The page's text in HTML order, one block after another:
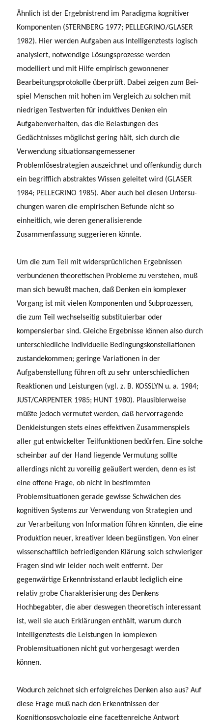
Ähnlich ist der Ergebnistrend im Paradigma kognitiver
Komponenten (STERNBERG 1977; PELLEGRINO/GLASER
1982). Hier werden Aufgaben aus Intelligenztests logisch
analysiert, notwendige Lösungsprozesse werden
modelliert und mit Hilfe empirisch gewonnener
Bearbeitungsprotokolle überprüft. Dabei zeigen zum Bei­
spiel Menschen mit hohen im Vergleich zu solchen mit
niedrigen Testwerten für induktives Denken ein
Aufgabenverhalten, das die Belastungen des
Gedächtnisses möglichst gering hält, sich durch die
Verwendung situationsangemessener
Problemlösestrategien auszeichnet und offenkundig durch
ein begrifflich abstraktes Wissen geleitet wird (GLASER
1984; PELLEGRINO 1985). Aber auch bei diesen Untersu­
chungen waren die empirischen Befunde nicht so
einheitlich, wie deren generalisie­rende
Zusammenfassung suggerieren könnte.
Um die zum Teil mit widersprüchlichen Ergebnissen
verbundenen theoretischen Probleme zu verstehen, muß
man sich bewußt machen, daß Denken ein komplexer
Vorgang ist mit vielen Komponenten und Subprozessen,
die zum Teil wechselseitig substituierbar oder
kompensierbar sind. Gleiche Ergebnisse können also durch
unterschiedliche individuelle Bedingungskonstellationen
zustandekommen; geringe Variationen in der
Aufgabenstellung führen oft zu sehr unterschiedlichen
Reaktionen und Leistungen (vgl. z. B. KOSSLYN u. a. 1984;
JUST/CARPENTER 1985; HUNT 1980). Plausiblerweise
müßte jedoch vermutet werden, daß hervorragende
Denkleistungen stets eines effektiven Zusammenspiels
aller gut entwickelter Teil­funktionen bedürfen. Eine solche
scheinbar auf der Hand liegende Vermutung sollte
allerdings nicht zu voreilig geäußert werden, denn es ist
eine offene Frage, ob nicht in bestimmten
Problemsituationen gerade gewisse Schwächen des
kognitiven Systems zur Verwendung von Strategien und
zur Verarbeitung von Information führen könnten, die eine
Produktion neuer, kreativer Ideen begünstigen. Von einer
wissenschaftlich befriedigenden Klärung solch schwieriger
Fragen sind wir leider noch weit entfernt. Der
gegenwärtige Erkenntnisstand erlaubt lediglich eine
relativ grobe Charakterisierung des Denkens
Hochbegabter, die aber deswegen theore­tisch interessant
ist, weil sie auch Erklärungen enthält, warum durch
Intelligenztests die Leistungen in komplexen
Problemsituationen nicht gut vorhergesagt werden
können.
Wodurch zeichnet sich erfolgreiches Denken also aus? Auf
diese Frage muß nach den Erkenntnissen der
Kognitionspsychologie eine facettenreiche Antwort